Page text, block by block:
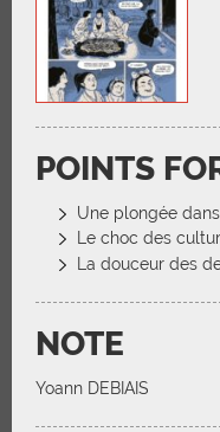
POINTS
Une plongée
Le choc des
La douceur des
NOTE
Yoann DEBIAIS